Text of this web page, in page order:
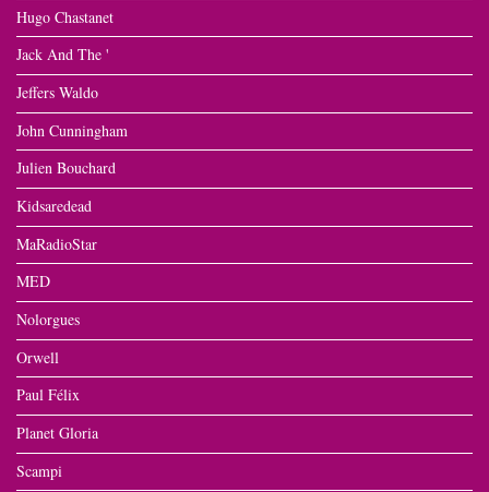
Hugo Chastanet
Jack And The '
Jeffers Waldo
John Cunningham
Julien Bouchard
Kidsaredead
MaRadioStar
MED
Nolorgues
Orwell
Paul Félix
Planet Gloria
Scampi